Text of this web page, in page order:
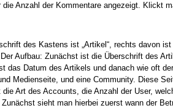
Anzahl der Kommentare angezeigt. Klickt
des Kastens ist „Artikel“, rechts davon
Aufbau: Zunächst ist die Überschrift des
Datum des Artikels und danach wie oft
Medienseite, und eine Community. Diese
Art des Accounts, die Anzahl der User,
sieht man hierbei zuerst wann der